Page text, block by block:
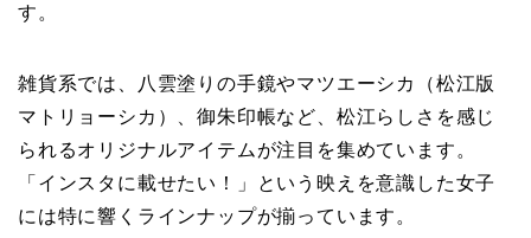
す。
雑貨系では、八雲塗りの手鏡やマツエーシカ（松江版
マトリョーシカ）、御朱印帳など、松江らしさを感じ
られるオリジナルアイテムが注目を集めています。
「インスタに載せたい！」という映えを意識した女子
には特に響くラインナップが揃っています。